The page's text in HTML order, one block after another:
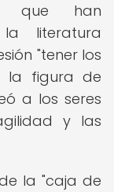
que han
literatura
"tener los
la figura de
a los seres
y las
la "caja de